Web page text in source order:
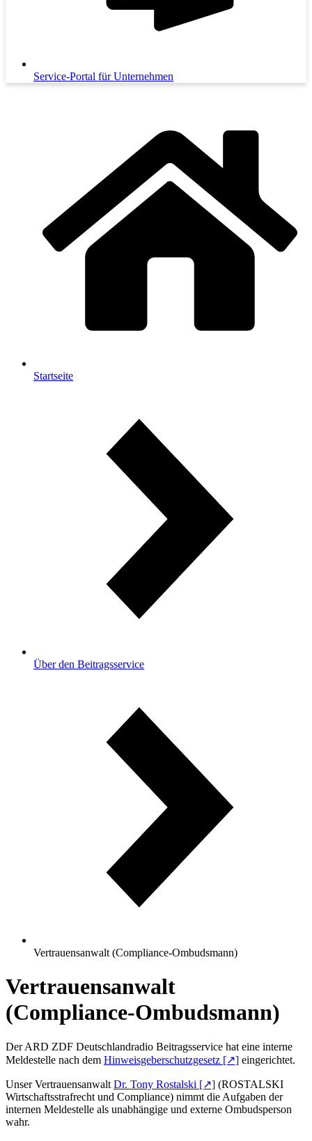
Service-Portal für Unternehmen
Startseite
Über den Beitragsservice
Vertrauensanwalt (Compliance-Ombudsmann)
Vertrauensanwalt
(Compliance-Ombudsmann)
Der ARD ZDF Deutschland­radio Beitrags­service hat eine interne
Melde­stelle nach dem Hinweisgeberschutzgesetz [↗] eingerichtet.
Unser Vertrauens­anwalt Dr. Tony Rostalski [↗] (ROSTALSKI
Wirtschaftsstrafrecht und Compliance) nimmt die Auf­ga­ben der
internen Melde­stelle als unab­hängi­ge und externe Ombuds­person
wahr.